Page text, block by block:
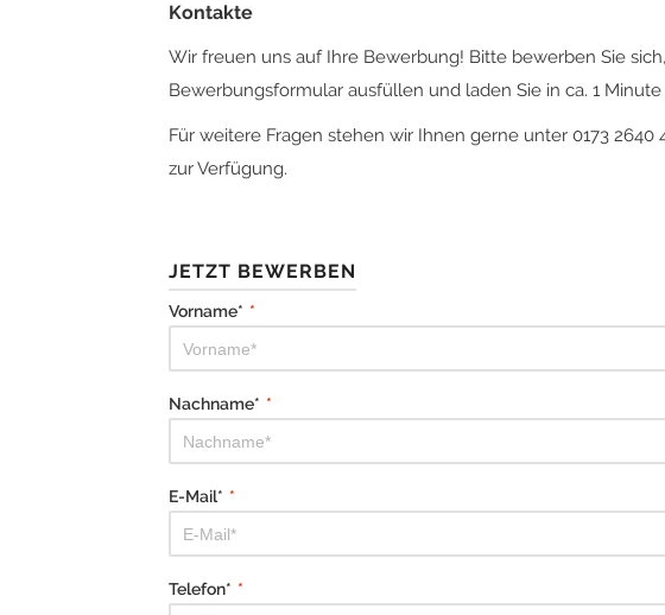
Kontakte
Wir freuen uns auf Ihre Bewerbung! Bitte bewerben Sie
Bewerbungsformular ausfüllen und laden Sie in ca. 1
Für weitere Fragen stehen wir Ihnen gerne unter 0173 2640
zur Verfügung.
JETZT BEWERBEN
Vorname* *
Nachname* *
E-Mail* *
Telefon* *